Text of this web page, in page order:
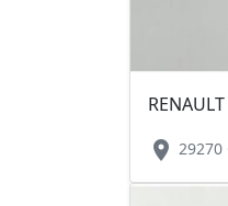
location_on